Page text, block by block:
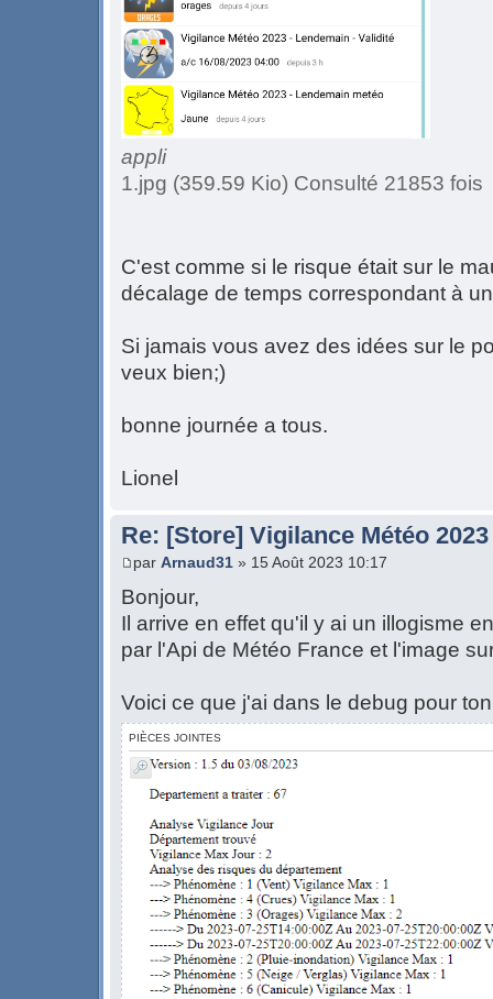
appli
1.jpg (359.59 Kio) Consulté 21853 fois
C'est comme si le risque était sur le
décalage de temps correspondant à
Si jamais vous avez des idées sur le
veux bien;)
bonne journée a tous.
Lionel
Re: [Store] Vigilance Météo 2023
par Arnaud31 » 15 Août 2023 10:17
Bonjour,
Il arrive en effet qu'il y ai un illogisme
par l'Api de Météo France et l'image
Voici ce que j'ai dans le debug pour
PIÈCES JOINTES